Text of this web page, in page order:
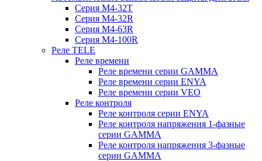
Серия M4-32T
Серия M4-32R
Серия M4-63R
Серия M4-100R
Реле TELE
Реле времени
Реле времени серии GAMMA
Реле времени серии ENYA
Реле времени серии VEO
Реле контроля
Реле контроля серии ENYA
Реле контроля напряжения 1-фазные
серии GAMMA
Реле контроля напряжения 3-фазные
серии GAMMA